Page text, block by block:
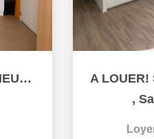
À LOUER ! SAINT-BRIEUC - GINGLIN - T1 BIS MEUBLÉ -...
,